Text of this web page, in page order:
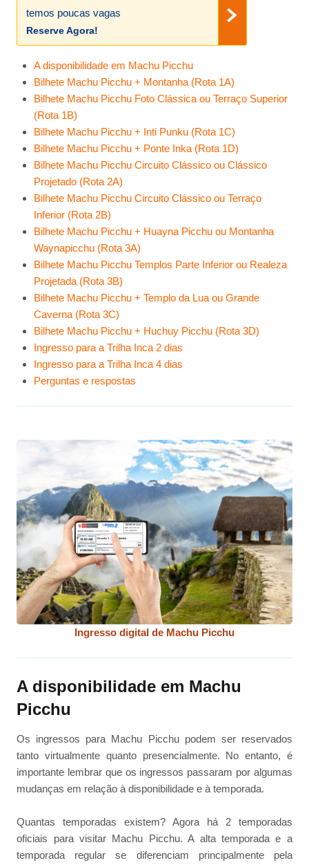
temos poucas vagas
Reserve Agora!
A disponibilidade em Machu Picchu
Bilhete Machu Picchu + Montanha (Rota 1A)
Bilhete Machu Picchu Foto Clássica ou Terraço Superior
(Rota 1B)
Bilhete Machu Picchu + Inti Punku (Rota 1C)
Bilhete Machu Picchu + Ponte Inka (Rota 1D)
Bilhete Machu Picchu Circuito Clássico ou Clássico
Projetado (Rota 2A)
Bilhete Machu Picchu Circuito Clássico ou Terraço
Inferior (Rota 2B)
Bilhete Machu Picchu + Huayna Picchu ou Montanha
Waynapicchu (Rota 3A)
Bilhete Machu Picchu Templos Parte Inferior ou Realeza
Projetada (Rota 3B)
Bilhete Machu Picchu + Templo da Lua ou Grande
Caverna (Rota 3C)
Bilhete Machu Picchu + Huchuy Picchu (Rota 3D)
Ingresso para a Trilha Inca 2 dias
Ingresso para a Trilha Inca 4 dias
Perguntas e respostas
Ingresso digital de Machu Picchu
A disponibilidade em Machu
Picchu
Os ingressos para Machu Picchu podem ser reservados
tanto virtualmente quanto presencialmente. No entanto, é
importante lembrar que os ingressos passaram por algumas
mudanças em relação à disponibilidade e à temporada.
Quantas temporadas existem? Agora há 2 temporadas
oficiais para visitar Machu Picchu. A alta temporada e a
temporada regular se diferenciam principalmente pela